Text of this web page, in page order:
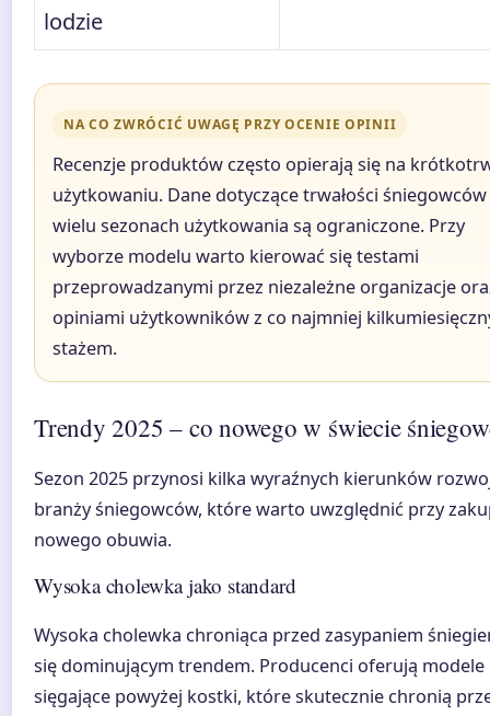
lodzie
NA CO ZWRÓCIĆ UWAGĘ PRZY OCENIE OPINII
Recenzje produktów często opierają się na
użytkowaniu. Dane dotyczące trwałości
wielu sezonach użytkowania są ograniczone. Przy
wyborze modelu warto kierować się testami
przeprowadzanymi przez niezależne organizacje
opiniami użytkowników z co najmniej
stażem.
Trendy 2025 – co nowego w świecie
Sezon 2025 przynosi kilka wyraźnych kierunków
branży śniegowców, które warto uwzględnić przy
nowego obuwia.
Wysoka cholewka jako standard
Wysoka cholewka chroniąca przed zasypaniem
się dominującym trendem. Producenci oferują modele
sięgające powyżej kostki, które skutecznie chronią